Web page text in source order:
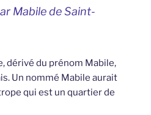
Mabile de Saint-
dérivé du prénom Mabile,
Un nommé Mabile aurait
qui est un quartier de